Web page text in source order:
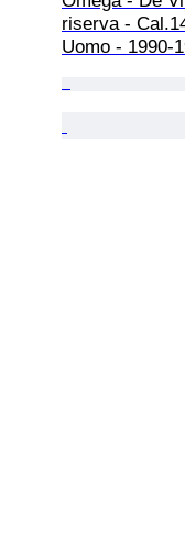
riserva -
Uomo - 1990-